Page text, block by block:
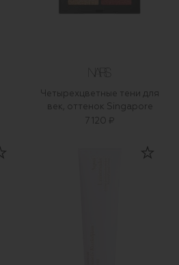
Четырехцветные тени для
век, оттенок Singapore
7 120 ₽